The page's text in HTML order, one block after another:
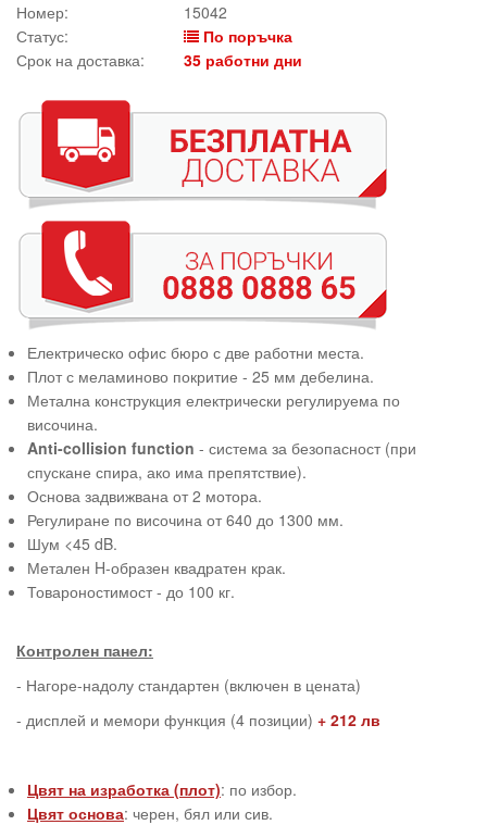
Номер:
15042
Статус:
По поръчка
Срок на доставка:
35 работни дни
Електрическо офис бюро с две работни места.
Плот с меламиново покритие - 25 мм дебелина.
Метална конструкция електрически регулируема по
височина.
Anti-collision function - система за безопасност (при
спускане спира, ако има препятствие).
Основа задвижвана от 2 мотора.
Регулиране по височина от 640 до 1300 мм.
Шум <45 dB.
Метален H-образен квадратен крак.
Товароностимост - до 100 кг.
Контролен панел:
- Нагоре-надолу стандартен (включен в цената)
- дисплей и мемори функция (4 позиции) + 212 лв
Цвят на изработка (плот): по избор.
Цвят основа: черен, бял или сив.